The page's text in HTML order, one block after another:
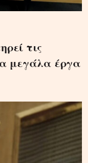
τις
μεγάλα έργα